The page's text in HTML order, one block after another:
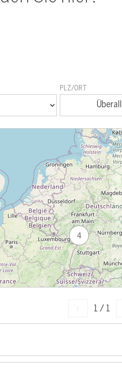
PLZ/ORT
Überall
4
1 / 1